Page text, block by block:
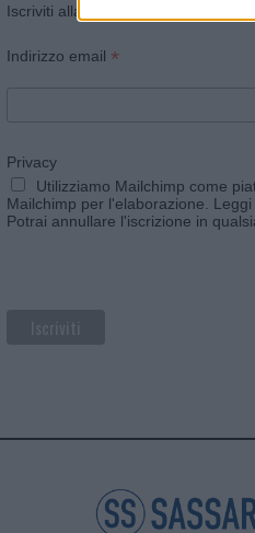
Iscriviti alla newsletter di Gallura
Indirizzo email *
Privacy
Utilizziamo Mailchimp come
Mailchimp per l'elaborazione.
Potrai annullare l'iscrizione in